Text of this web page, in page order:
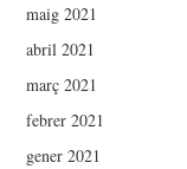
maig 2021
abril 2021
març 2021
febrer 2021
gener 2021